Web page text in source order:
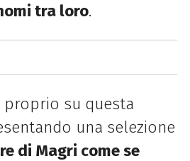
tra loro.
proprio su questa
una selezione
di Magri come se